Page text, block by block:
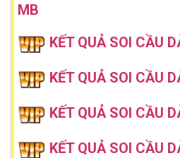
MB
KẾT QUẢ SOI CẦU
KẾT QUẢ SOI CẦU
KẾT QUẢ SOI CẦU
KẾT QUẢ SOI CẦU